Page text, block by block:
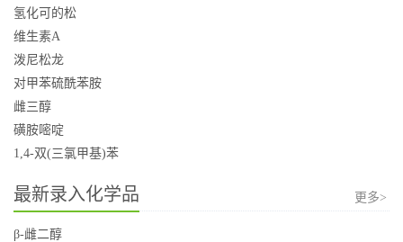
氢化可的松
维生素A
泼尼松龙
对甲苯硫酰苯胺
雌三醇
磺胺嘧啶
1,4-双(三氯甲基)苯
最新录入化学品 更多>
β-雌二醇